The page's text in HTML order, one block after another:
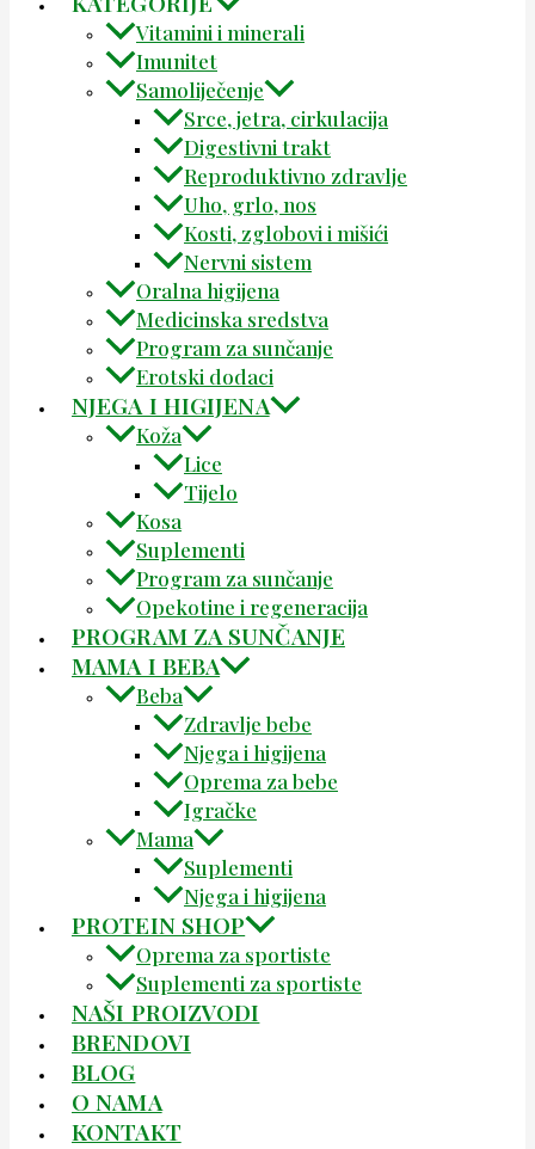
Vitamini i minerali
Imunitet
Samoliječenje
Srce, jetra, cirkulacija
Digestivni trakt
Reproduktivno zdravlje
Uho, grlo, nos
Kosti, zglobovi i mišići
Nervni sistem
Oralna higijena
Medicinska sredstva
Program za sunčanje
Erotski dodaci
NJEGA I HIGIJENA
Koža
Lice
Tijelo
Kosa
Suplementi
Program za sunčanje
Opekotine i regeneracija
PROGRAM ZA SUNČANJE
MAMA I BEBA
Beba
Zdravlje bebe
Njega i higijena
Oprema za bebe
Igračke
Mama
Suplementi
Njega i higijena
PROTEIN SHOP
Oprema za sportiste
Suplementi za sportiste
NAŠI PROIZVODI
BRENDOVI
BLOG
O NAMA
KONTAKT